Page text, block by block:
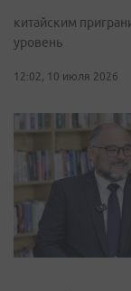
китайским
уровень
12:02, 10 июля 2026